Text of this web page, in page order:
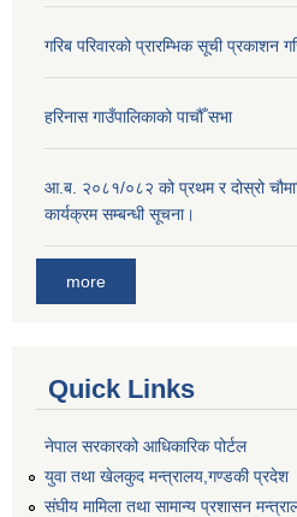
गरिब परिवारको प्रारम्भिक सूची प्रकाशन
हरिनास गाउँपालिकाको पाचौँ सभा
आ.ब. २०८१/०८२ को प्रथम र दोस्रो
कार्यक्रम सम्बन्धी सूचना।
more
Quick Links
नेपाल सरकारको आधिकारिक पोर्टल
युवा तथा खेलकुद मन्त्रालय,गण्डकी प्रदेश
संघीय मामिला तथा सामान्य प्रशासन